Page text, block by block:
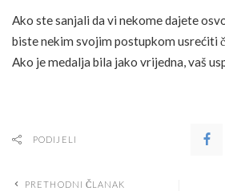
Ako ste sanjali da vi nekome dajete
biste nekim svojim postupkom usrećiti
Ako je medalja bila jako vrijedna, vaš
PODIJELI
PRETHODNI ČLANAK